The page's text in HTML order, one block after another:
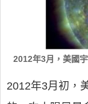
2012年3月，美國
2012年3月初，